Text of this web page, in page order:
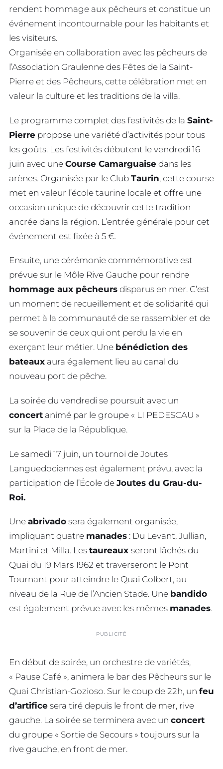
rendent hommage aux pêcheurs et constitue un
événement incontournable pour les habitants et
les visiteurs.
Organisée en collaboration avec les pêcheurs de
l’Association Graulenne des Fêtes de la Saint-
Pierre et des Pêcheurs, cette célébration met en
valeur la culture et les traditions de la villa.
Le programme complet des festivités de la Saint-
Pierre propose une variété d’activités pour tous
les goûts. Les festivités débutent le vendredi 16
juin avec une Course Camarguaise dans les
arènes. Organisée par le Club Taurin, cette course
met en valeur l’école taurine locale et offre une
occasion unique de découvrir cette tradition
ancrée dans la région. L’entrée générale pour cet
événement est fixée à 5 €.
Ensuite, une cérémonie commémorative est
prévue sur le Môle Rive Gauche pour rendre
hommage aux pêcheurs disparus en mer. C’est
un moment de recueillement et de solidarité qui
permet à la communauté de se rassembler et de
se souvenir de ceux qui ont perdu la vie en
exerçant leur métier. Une bénédiction des
bateaux aura également lieu au canal du
nouveau port de pêche.
La soirée du vendredi se poursuit avec un
concert animé par le groupe « LI PEDESCAU »
sur la Place de la République.
Le samedi 17 juin, un tournoi de Joutes
Languedociennes est également prévu, avec la
participation de l’École de Joutes du Grau-du-
Roi.
Une abrivado sera également organisée,
impliquant quatre manades : Du Levant, Jullian,
Martini et Milla. Les taureaux seront lâchés du
Quai du 19 Mars 1962 et traverseront le Pont
Tournant pour atteindre le Quai Colbert, au
niveau de la Rue de l’Ancien Stade. Une bandido
est également prévue avec les mêmes manades.
PUBLICITÉ
En début de soirée, un orchestre de variétés,
« Pause Café », animera le bar des Pêcheurs sur le
Quai Christian-Gozioso. Sur le coup de 22h, un feu
d’artifice sera tiré depuis le front de mer, rive
gauche. La soirée se terminera avec un concert
du groupe « Sortie de Secours » toujours sur la
rive gauche, en front de mer.